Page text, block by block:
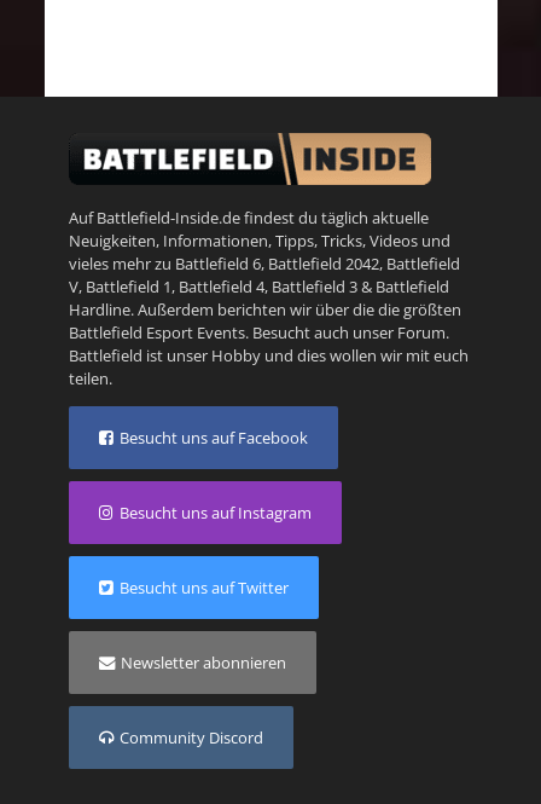
Auf Battlefield-Inside.de findest du täglich aktuelle
Neuigkeiten, Informationen, Tipps, Tricks, Videos und
vieles mehr zu Battlefield 6, Battlefield 2042, Battlefield
V, Battlefield 1, Battlefield 4, Battlefield 3& Battlefield
Hardline. Außerdem berichten wir über die die größten
Battlefield Esport Events. Besucht auch unser Forum.
Battlefield ist unser Hobby und dies wollen wir mit euch
teilen.
Besucht uns auf Facebook
Besucht uns auf Instagram
Besucht uns auf Twitter
Newsletter abonnieren
Community Discord